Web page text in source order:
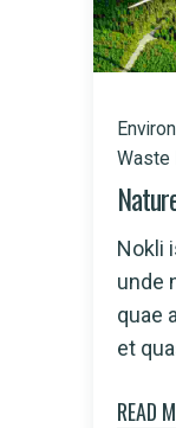
Waste
Nokli
unde
quae
et
READ